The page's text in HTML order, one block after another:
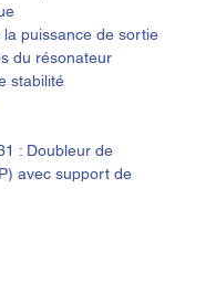
la puissance de sortie
du résonateur
stabilité
: Doubleur de
avec support de